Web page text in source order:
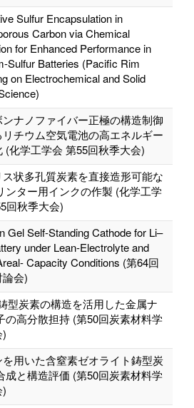
Sulfur Encapsulation in
Carbon via Chemical
for Enhanced Performance in
Sulfur Batteries (Pacific Rim
on Electrochemical and Solid
ンナノファイバー正極の構造制御
リチウム空気電池の高エネルギー
(化学工学会 第55回秋季大会)
ス状多孔質炭素を直接造形可能な
ンター用インクの作製 (化学工学
回秋季大会)
Gel Self-Standing Cathode for Li–
under Lean-Electrolyte and
Capacity Conditions (第64回
会)
型炭素の構造を活⽤した⾦属ナ
の⾼分散担持 (第50回炭素材料学
を⽤いた含窒素ゼオライト鋳型炭
成と構造評価 (第50回炭素材料学